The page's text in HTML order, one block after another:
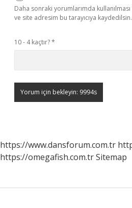
Daha sonraki yorumlarımda
ve site adresim bu tarayıcıya kaydedilsin.
10 - 4 kaçtır?*
https://www.dansforum.com.tr
https://omegafish.com.trSitemap